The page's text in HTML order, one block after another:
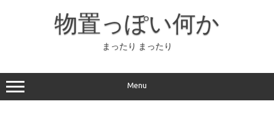
ッ
プ
物置っぽい何か
まったり まったり
Menu